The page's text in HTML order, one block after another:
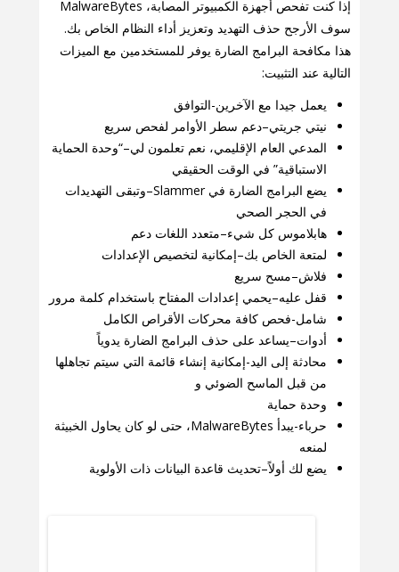
إذا كنت تفحص أجهزة الكمبيوتر المصابة، MalwareBytes
سوف الأرجح حذف التهديد وتعزيز أداء النظام الخاص بك.
هذا مكافحة البرامج الضارة يوفر للمستخدمين مع الميزات
التالية عند التثبيت:
يعمل جيدا مع الآخرين-التوافق
نيتي جريتي–دعم سطر الأوامر لفحص سريع
المدعي العام الإقليمي، نعم تعلمون لي–“وحدة الحماية
الاستباقية” في الوقت الحقيقي
يضع البرامج الضارة في Slammer–وتبقى التهديدات
في الحجر الصحي
هابلاموس كل شيء–متعدد اللغات دعم
لمتعة الخاص بك–إمكانية لتخصيص الإعدادات
فلاش–مسح سريع
قفل عليه–يحمي إعدادات المفتاح باستخدام كلمة مرور
شامل-فحص كافة محركات الأقراص الكامل
أدوات–يساعد على حذف البرامج الضارة يدوياً
محادثة إلى اليد-إمكانية إنشاء قائمة التي سيتم تجاهلها
من قبل الماسح الضوئي و
وحدة حماية
حرباء-يبدأ MalwareBytes، حتى لو كان يحاول الخبيثة
لمنعه
يضع لك أولاً–تحديث قاعدة البيانات ذات الأولوية